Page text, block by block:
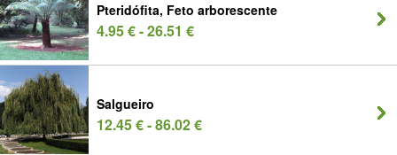
Pteridófita, Feto arborescente
4.95 € - 26.51 €
Salgueiro
12.45 € - 86.02 €